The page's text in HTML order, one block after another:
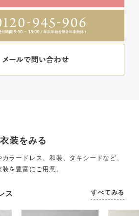
装をみる
ラードレス、和装、タキシードなど、
を豊富にご用意。
ス すべてみる